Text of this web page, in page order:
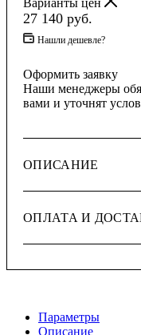
27 140 руб.
Нашли дешевле?
Оформить заявку
Наши менеджеры
вами и уточнят
ОПИСАНИЕ
ОПЛАТА И
Параметры
Описание